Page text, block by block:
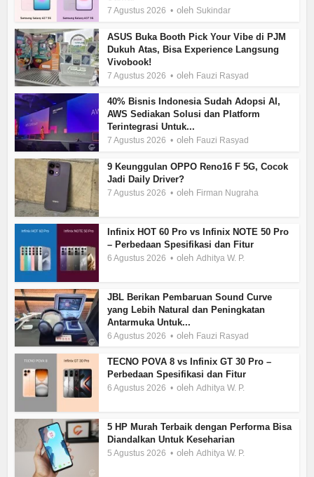
7 Agustus 2026 oleh Sukindar
ASUS Buka Booth Pick Your Vibe di PJM
Dukuh Atas, Bisa Experience Langsung
Vivobook!
7 Agustus 2026 oleh Fauzi Rasyad
40% Bisnis Indonesia Sudah Adopsi AI,
AWS Sediakan Solusi dan Platform
Terintegrasi Untuk...
7 Agustus 2026 oleh Fauzi Rasyad
9 Keunggulan OPPO Reno16 F 5G, Cocok
Jadi Daily Driver?
7 Agustus 2026 oleh Firman Nugraha
Infinix HOT 60 Pro vs Infinix NOTE 50 Pro
– Perbedaan Spesifikasi dan Fitur
6 Agustus 2026 olehAdhitya W. P.
JBL Berikan Pembaruan Sound Curve
yang Lebih Natural dan Peningkatan
Antarmuka Untuk...
6 Agustus 2026 oleh Fauzi Rasyad
TECNO POVA 8 vs Infinix GT 30 Pro –
Perbedaan Spesifikasi dan Fitur
6 Agustus 2026 olehAdhitya W. P.
5 HP Murah Terbaik dengan Performa Bisa
Diandalkan Untuk Keseharian
5 Agustus 2026 olehAdhitya W. P.